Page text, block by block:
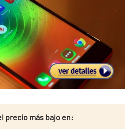
precio más bajo en: